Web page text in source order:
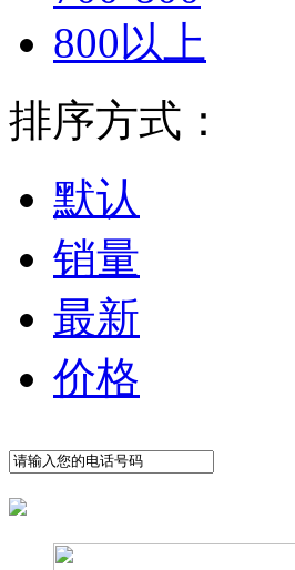
800以上
排序方式：
默认
销量
最新
价格